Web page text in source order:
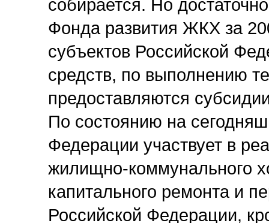
собирается. Но
Фонда развития ЖКХ за
субъектов Российской
средств, по выполнению
предоставляются
По состоянию на
Федерации участвует в
жилищно-коммунального
капитального ремонта и
Российской Федерации,